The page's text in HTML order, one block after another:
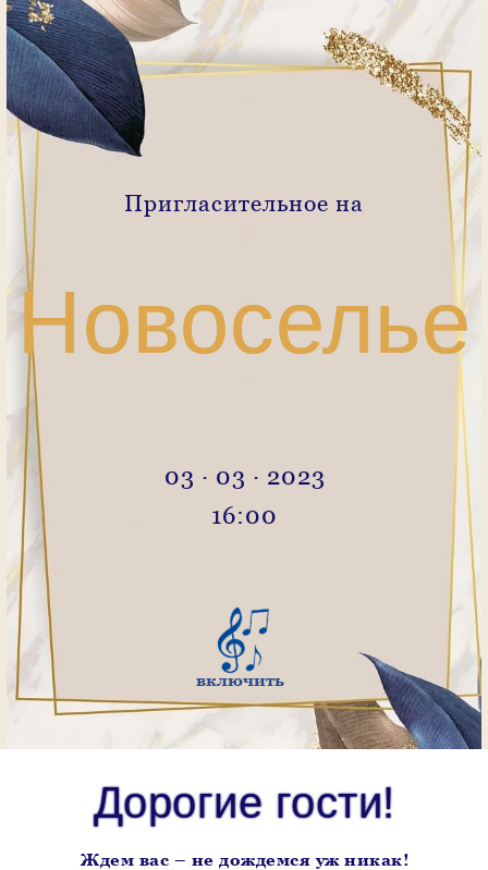
Пригласительное на
03 · 03 · 2023
16:00
Новоселье
включить
Ждем вас – не дождемся уж никак!
Дорогие гости!
Дорогие гости!